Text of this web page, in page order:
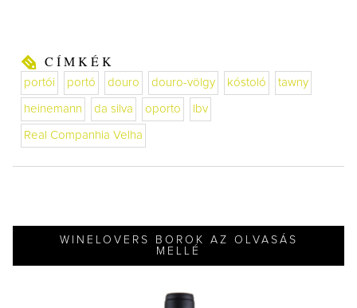
CÍMKÉK
portói portó douro douro-völgy kóstoló tawny
heinemann da silva oporto lbv
Real Companhia Velha
WINELOVERS BOROK AZ OLVASÁS
MELLÉ